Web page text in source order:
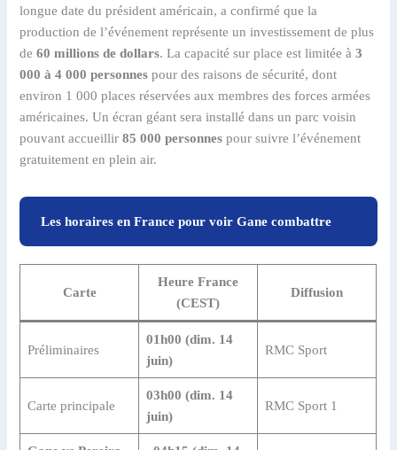
longue date du président américain, a confirmé que la
production de l’événement représente un investissement de plus
de60 millions de dollars. La capacité sur place est limitée à3
000 à 4 000 personnes pour des raisons de sécurité, dont
environ 1 000 places réservées aux membres des forces armées
américaines. Un écran géant sera installé dans un parc voisin
pouvant accueillir85 000 personnes pour suivre l’événement
gratuitement en plein air.
Les horaires en France pour voir Gane combattre
Carte
Heure France
(CEST)
Diffusion
Préliminaires
01h00 (dim. 14
juin)
RMC Sport
Carte principale
03h00 (dim. 14
juin)
RMC Sport 1